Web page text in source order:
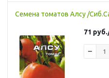
Семена томатов Алсу /
71 руб.